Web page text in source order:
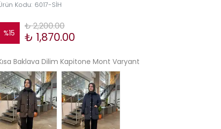
Kodu: 6017-SİH
%15
₺ 2,200.00
₺ 1,870.00
Baklava Dilim Kapitone Mont Varyant